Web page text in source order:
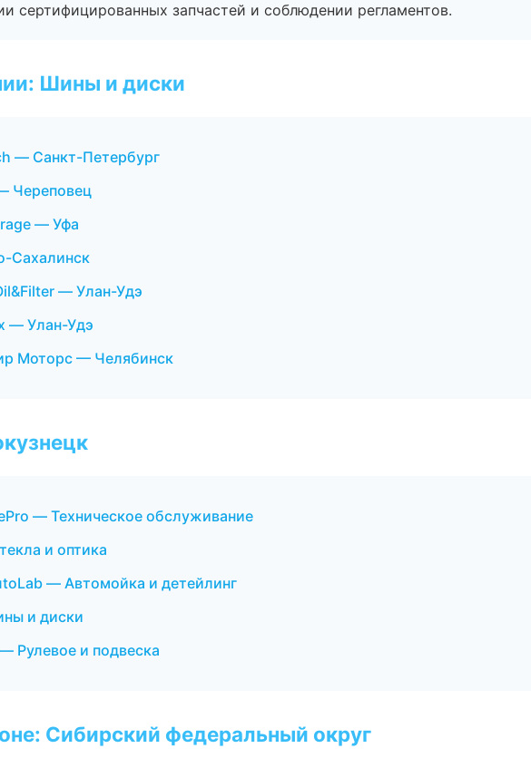
сертифицированных запчастей и соблюдении регламентов.
Шины и диски
— Санкт-Петербург
Череповец
— Уфа
Сахалинск
— Улан-Удэ
— Улан-Удэ
Моторс — Челябинск
— Техническое обслуживание
и оптика
— Автомойка и детейлинг
и диски
Рулевое и подвеска
Сибирский федеральный округ